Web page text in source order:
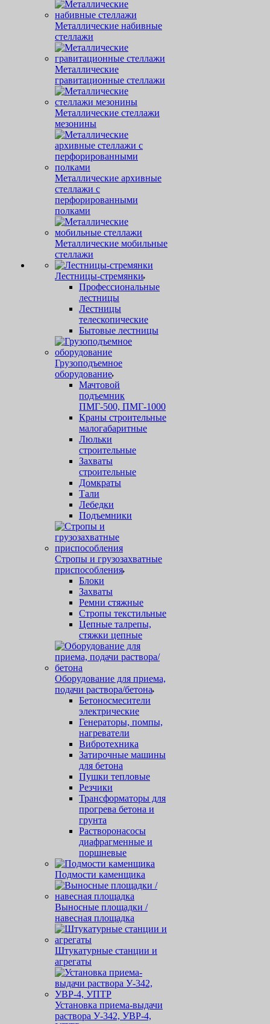
Металлические набивные
стеллажи
Металлические
гравитационные стеллажи
Металлические стеллажи
мезонины
Металлические архивные
стеллажи с
перфорированными
полками
Металлические мобильные
стеллажи
Лестницы-стремянки
Профессиональные
лестницы
Лестницы
телескопические
Бытовые лестницы
Грузоподъемное
оборудование
Мачтовой
подъемник
ПМГ-500, ПМГ-1000
Краны строительные
малогабаритные
Люльки
строительные
Захваты
строительные
Домкраты
Тали
Лебедки
Подъемники
Стропы и грузозахватные
приспособления
Блоки
Захваты
Ремни стяжные
Стропы текстильные
Цепные талрепы,
стяжки цепные
Оборудование для приема,
подачи раствора/бетона
Бетоносмесители
электрические
Генераторы, помпы,
нагреватели
Вибротехника
Затирочные машины
для бетона
Пушки тепловые
Резчики
Трансформаторы для
прогрева бетона и
грунта
Растворонасосы
диафрагменные и
поршневые
Подмости каменщика
Выносные площадки /
навесная площадка
Штукатурные станции и
агрегаты
Установка приема-выдачи
раствора У-342, УВР-4,